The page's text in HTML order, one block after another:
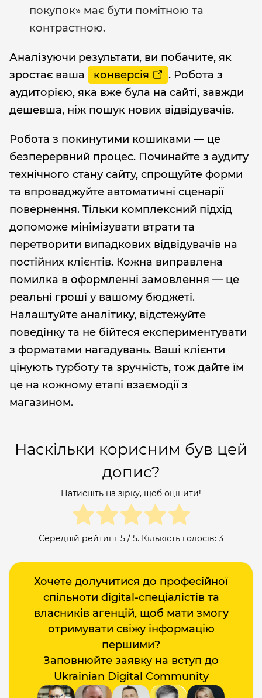
покупок» має бути помітною та
контрастною.
Аналізуючи результати, ви побачите, як
зростає ваша
конверсія
. Робота з
аудиторією, яка вже була на сайті, завжди
дешевша, ніж пошук нових відвідувачів.
Робота з покинутими кошиками — це
безперервний процес. Починайте з аудиту
технічного стану сайту, спрощуйте форми
та впроваджуйте автоматичні сценарії
повернення. Тільки комплексний підхід
допоможе мінімізувати втрати та
перетворити випадкових відвідувачів на
постійних клієнтів. Кожна виправлена
помилка в оформленні замовлення — це
реальні гроші у вашому бюджеті.
Налаштуйте аналітику, відстежуйте
поведінку та не бійтеся експериментувати
з форматами нагадувань. Ваші клієнти
цінують турботу та зручність, тож дайте їм
це на кожному етапі взаємодії з
магазином.
Наскільки корисним був цей
допис?
Натисніть на зірку, щоб оцінити!
Середній рейтинг 5 / 5. Кількість голосів: 3
Хочете долучитися до професійної
спільноти digital-спеціалістів та
власників агенцій, щоб мати змогу
отримувати свіжу інформацію
першими?
Заповнюйте заявку на вступ до
Ukrainian Digital Community